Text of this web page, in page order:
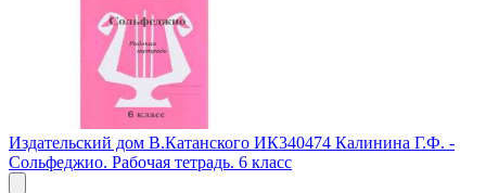
Издательский дом В.Катанского ИК340474 Калинина Г.Ф. -
Сольфеджио. Рабочая тетрадь. 6 класс